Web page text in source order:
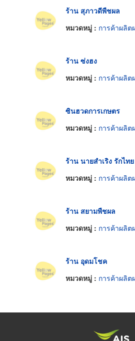
ร้าน สุภาวดีพืชผล
หมวดหมู่ : การค้าผลิต
ร้าน ซ่งฮง
หมวดหมู่ : การค้าผลิต
ซินฮวดการเกษตร
หมวดหมู่ : การค้าผลิต
ร้าน นายสำเริง รักไทย
หมวดหมู่ : การค้าผลิต
ร้าน สยามพืชผล
หมวดหมู่ : การค้าผลิต
ร้าน อุดมโชค
หมวดหมู่ : การค้าผลิต